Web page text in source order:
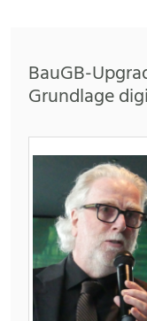
BauGB-
Grundlage